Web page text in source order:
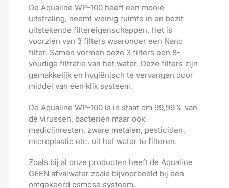
De Aqualine WP-100 heeft een mooie
uitstraling, neemt weinig ruimte in en bezit
uitstekende filtereigenschappen. Het is
voorzien van 3 filters waaronder een Nano
filter. Samen vormen deze 3 filters een 8-
voudige filtratie van het water. Deze filters zijn
gemakkelijk en hygiënisch te vervangen door
middel van een klik systeem.
De Aqualine WP-100 is in staat om 99,99% van
de virussen, bacteriën maar ook
medicijnresten, zware metalen, pesticiden,
microplastic etc. uit het water te filteren.
Zoals bij al onze producten heeft de Aqualine
GEEN afvalwater zoals bijvoorbeeld bij een
omgekeerd osmose systeem.